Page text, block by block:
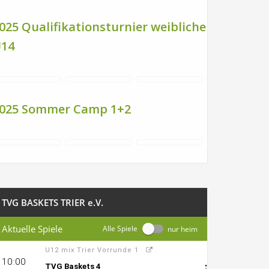
Qualifikationsturnier weibliche
Sommer Camp 1+2